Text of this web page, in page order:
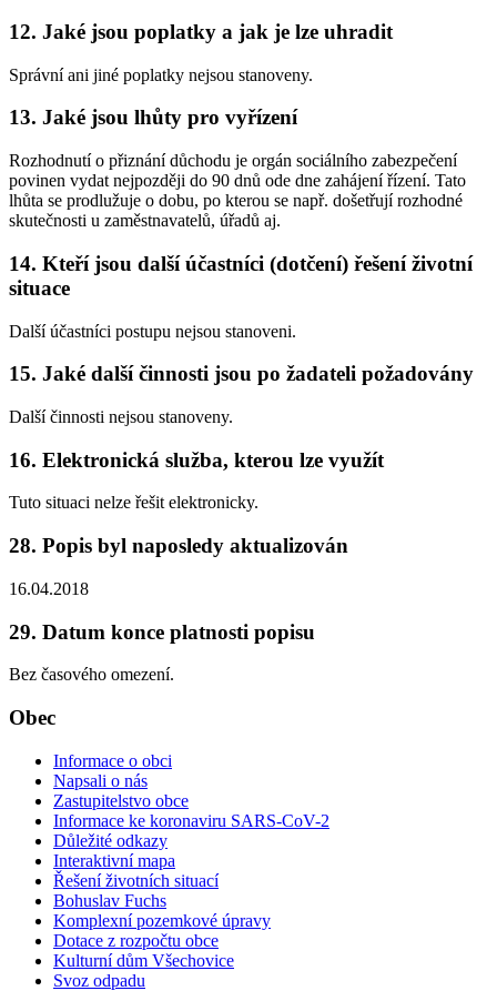
12. Jaké jsou poplatky a jak je lze uhradit
Správní ani jiné poplatky nejsou stanoveny.
13. Jaké jsou lhůty pro vyřízení
Rozhodnutí o přiznání důchodu je orgán sociálního zabezpečení
povinen vydat nejpozději do 90 dnů ode dne zahájení řízení. Tato
lhůta se prodlužuje o dobu, po kterou se např. došetřují rozhodné
skutečnosti u zaměstnavatelů, úřadů aj.
14. Kteří jsou další účastníci (dotčení) řešení životní
situace
Další účastníci postupu nejsou stanoveni.
15. Jaké další činnosti jsou po žadateli požadovány
Další činnosti nejsou stanoveny.
16. Elektronická služba, kterou lze využít
Tuto situaci nelze řešit elektronicky.
28. Popis byl naposledy aktualizován
16.04.2018
29. Datum konce platnosti popisu
Bez časového omezení.
Obec
Informace o obci
Napsali o nás
Zastupitelstvo obce
Informace ke koronaviru SARS-CoV-2
Důležité odkazy
Interaktivní mapa
Řešení životních situací
Bohuslav Fuchs
Komplexní pozemkové úpravy
Dotace z rozpočtu obce
Kulturní dům Všechovice
Svoz odpadu